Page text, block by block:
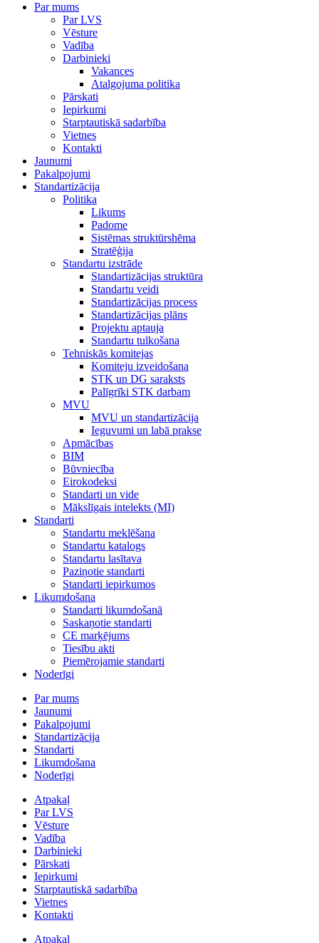
Par mums
Par LVS
Vēsture
Vadība
Darbinieki
Vakances
Atalgojuma politika
Pārskati
Iepirkumi
Starptautiskā sadarbība
Vietnes
Kontakti
Jaunumi
Pakalpojumi
Standartizācija
Politika
Likums
Padome
Sistēmas struktūrshēma
Stratēģija
Standartu izstrāde
Standartizācijas struktūra
Standartu veidi
Standartizācijas process
Standartizācijas plāns
Projektu aptauja
Standartu tulkošana
Tehniskās komitejas
Komiteju izveidošana
STK un DG saraksts
Palīgrīki STK darbam
MVU
MVU un standartizācija
Ieguvumi un labā prakse
Apmācības
BIM
Būvniecība
Eirokodeksi
Standarti un vide
Mākslīgais intelekts (MI)
Standarti
Standartu meklēšana
Standartu katalogs
Standartu lasītava
Paziņotie standarti
Standarti iepirkumos
Likumdošana
Standarti likumdošanā
Saskaņotie standarti
CE marķējums
Tiesību akti
Piemērojamie standarti
Noderīgi
Par mums
Jaunumi
Pakalpojumi
Standartizācija
Standarti
Likumdošana
Noderīgi
Atpakaļ
Par LVS
Vēsture
Vadība
Darbinieki
Pārskati
Iepirkumi
Starptautiskā sadarbība
Vietnes
Kontakti
Atpakaļ